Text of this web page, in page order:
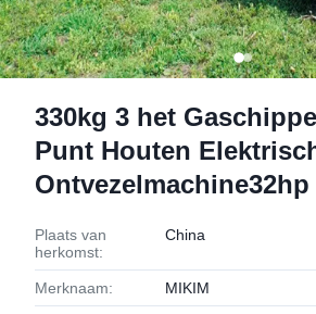
330kg 3 het
Punt Houten
Ontvezelmachine32hp
Plaats van
herkomst:
China
Merknaam: MIKIM